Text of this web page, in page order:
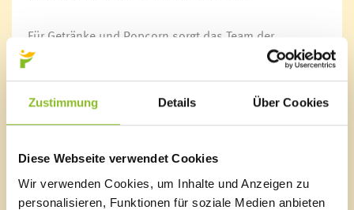
Zustimmung Details Über Cookies
Diese Webseite verwendet Cookies
Wir verwenden Cookies, um Inhalte und Anzeigen zu
personalisieren, Funktionen für soziale Medien anbieten
Für Getränke und Popcorn sorgt das Team der
Vorarlberger Museumswelt.
Tickets & Kino